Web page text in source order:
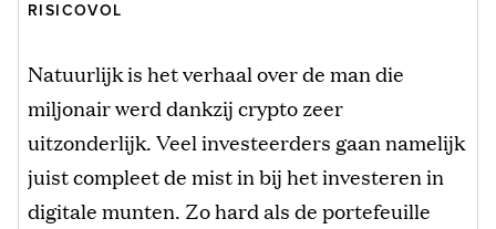
RISICOVOL
Natuurlijk is het verhaal over de man die
miljonair werd dankzij crypto zeer
uitzonderlijk. Veel investeerders gaan namelijk
juist compleet de mist in bij het investeren in
digitale munten. Zo hard als de portefeuille